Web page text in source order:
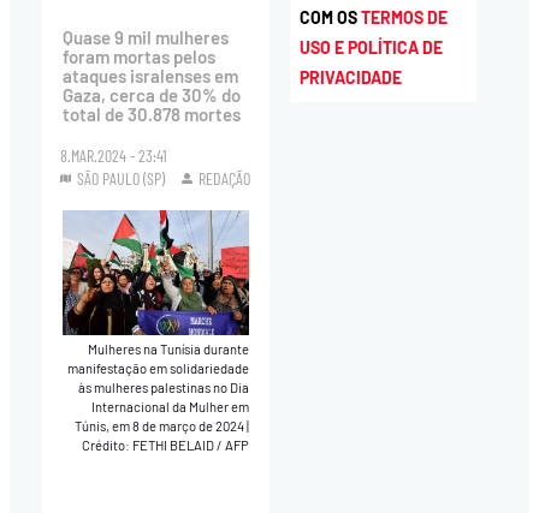
Quase 9 mil mulheres
foram mortas pelos
ataques isralenses em
Gaza, cerca de 30% do
total de 30.878 mortes
8.MAR.2024 - 23:41
SÃO PAULO (SP)
REDAÇÃO
Mulheres na Tunísia durante
manifestação em solidariedade
às mulheres palestinas no Dia
Internacional da Mulher em
Túnis, em 8 de março de 2024|
Crédito: FETHI BELAID / AFP
COM OSTERMOS DE
USO E POLÍTICA DE
PRIVACIDADE